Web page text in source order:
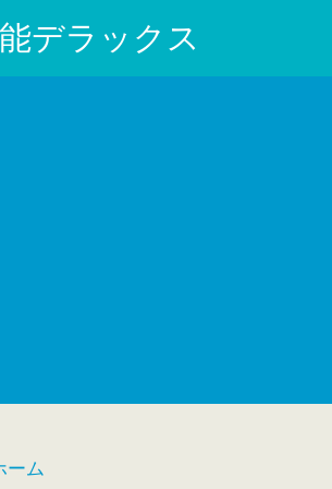
デラックス
ーム